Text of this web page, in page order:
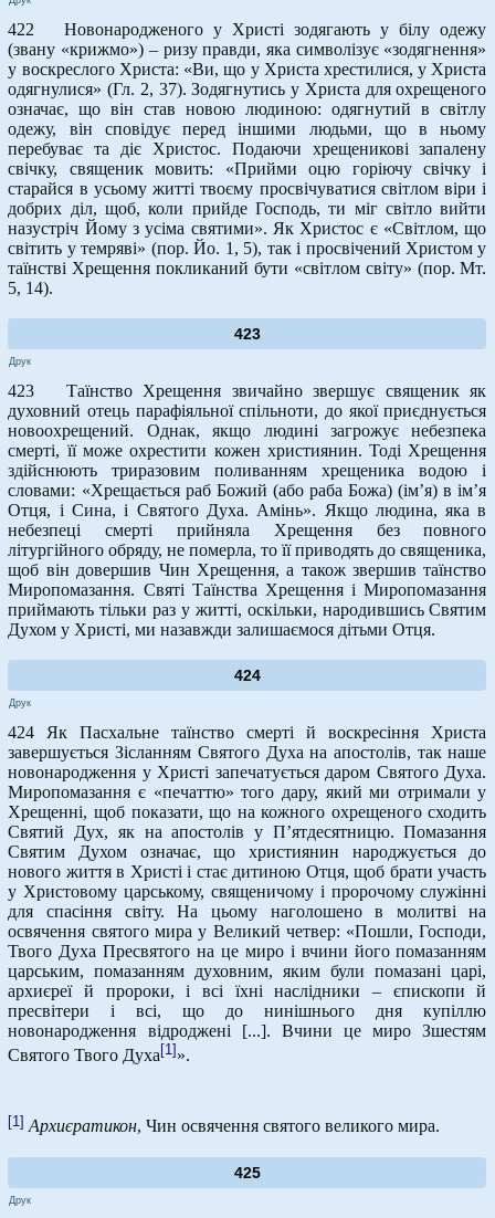
422 Новонародженого у Христі зодягають у білу одежу
(звану «крижмо») – ризу правди, яка символізує «зодягнення»
у воскреслого Христа: «Ви, що у Христа хрестилися, у Христа
одягнулися» (Гл. 2, 37). Зодягнутись у Христа для охрещеного
означає, що він став новою людиною: одягнутий в світлу
одежу, він сповідує перед іншими людьми, що в ньому
перебуває та діє Христос. Подаючи хрещеникові запалену
свічку, священик мовить: «Прийми оцю горіючу свічку і
старайся в усьому житті твоєму просвічуватися світлом віри і
добрих діл, щоб, коли прийде Господь, ти міг світло вийти
назустріч Йому з усіма святими». Як Христос є «Світлом, що
світить у темряві» (пор. Йо. 1, 5), так і просвічений Христом у
таїнстві Хрещення покликаний бути «світлом світу» (пор. Мт.
5, 14).
423
Друк
423 Таїнство Хрещення звичайно звершує священик як
духовний отець парафіяльної спільноти, до якої приєднується
новоохрещений. Однак, якщо людині загрожує небезпека
смерті, її може охрестити кожен християнин. Тоді Хрещення
здійснюють триразовим поливанням хрещеника водою і
словами: «Хрещається раб Божий (або раба Божа) (ім’я) в ім’я
Отця, і Сина, і Святого Духа. Амінь». Якщо людина, яка в
небезпеці смерті прийняла Хрещення без повного
літургійного обряду, не померла, то її приводять до священика,
щоб він довершив Чин Хрещення, а також звершив таїнство
Миропомазання. Святі Таїнства Хрещення і Миропомазання
приймають тільки раз у житті, оскільки, народившись Святим
Духом у Христі, ми назавжди залишаємося дітьми Отця.
424
Друк
424 Як Пасхальне таїнство смерті й воскресіння Христа
завершується Зісланням Святого Духа на апостолів, так наше
новонародження у Христі запечатується даром Святого Духа.
Миропомазання є «печаттю» того дару, який ми отримали у
Хрещенні, щоб показати, що на кожного охрещеного сходить
Святий Дух, як на апостолів у П’ятдесятницю. Помазання
Святим Духом означає, що християнин народжується до
нового життя в Христі і стає дитиною Отця, щоб брати участь
у Христовому царському, священичому і пророчому служінні
для спасіння світу. На цьому наголошено в молитві на
освячення святого мира у Великий четвер: «Пошли, Господи,
Твого Духа Пресвятого на це миро і вчини його помазанням
царським, помазанням духовним, яким були помазані царі,
архиєреї й пророки, і всі їхні наслідники – єпископи й
пресвітери і всі, що до нинішнього дня купіллю
новонародження відроджені [...]. Вчини це миро Зшестям
Святого Твого Духа [1] ».
[1] Архиєратикон, Чин освячення святого великого мира.
425
Друк